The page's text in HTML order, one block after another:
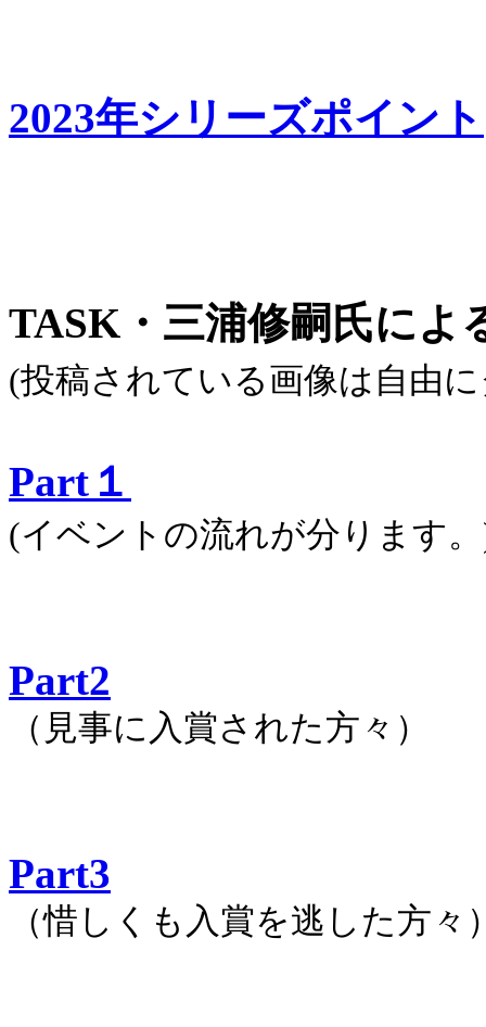
2023年シリーズポイント
TASK・三浦修嗣氏によ
(投稿されている画像は自由
Part１
(イベントの流れが分ります
Part2
（見事に入賞された方々）
Part3
（惜しくも入賞を逃した方々